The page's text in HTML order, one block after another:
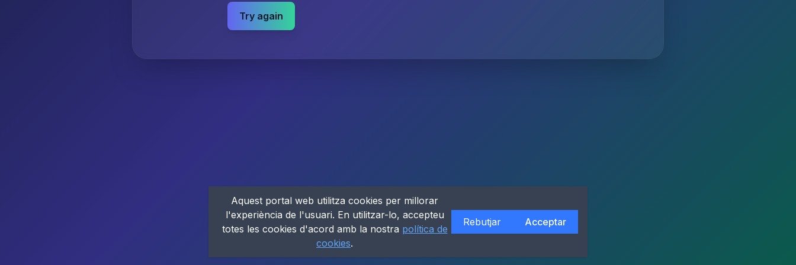
Try again
Aquest portal web utilitza cookies per millorar
l'experiència de l'usuari. En utilitzar-lo, accepteu
totes les cookies d'acord amb la nostra política de
cookies.
Rebutjar Acceptar